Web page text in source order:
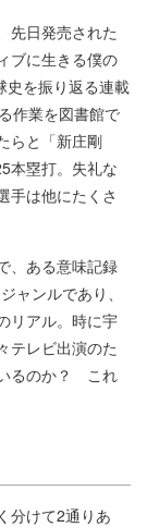
先日発売された
ブに生きる僕の
史を振り返る連載
作業を図書館で
らと「新庄剛
本塁打。失礼な
手は他にたくさ
、ある意味記録
ャンルであり、
リアル。時に宇
テレビ出演のた
るのか？ これ
分けて2通りあ